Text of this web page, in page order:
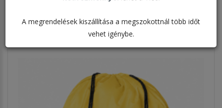
A megrendelések kiszállítása a megszokottnál több időt
vehet igénybe.